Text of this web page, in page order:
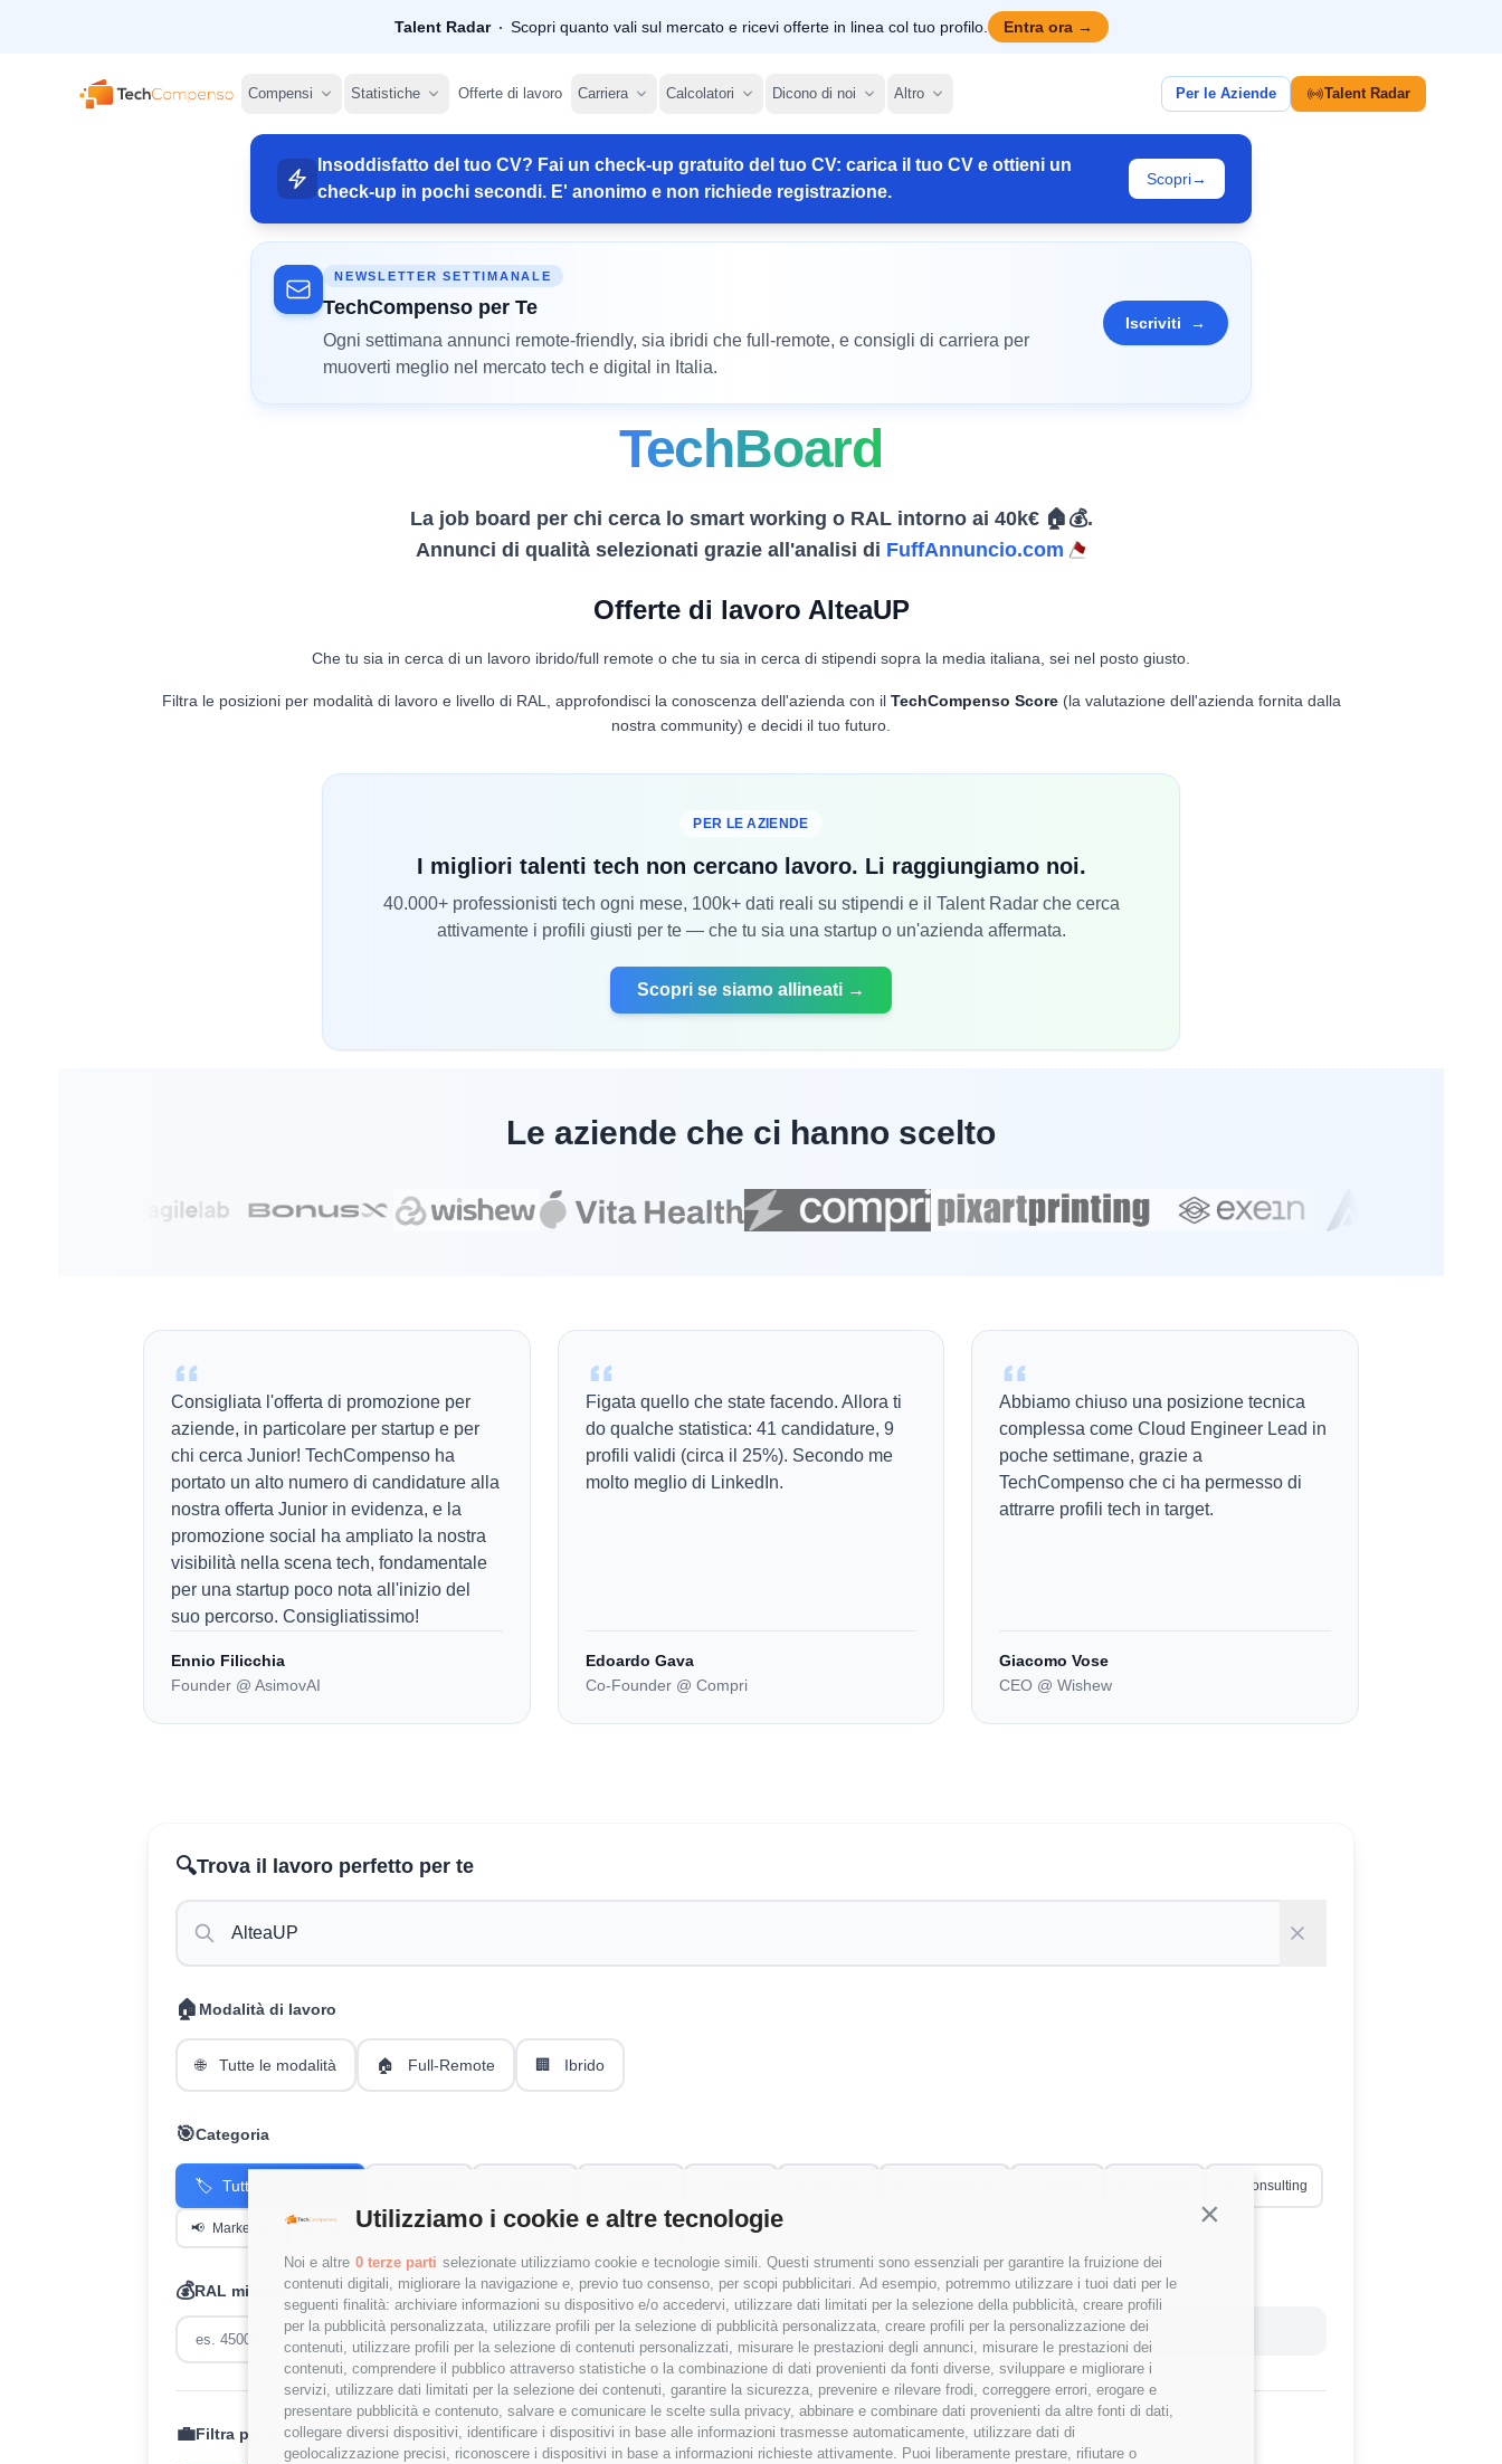
Continua senza accettare
Utilizziamo i cookie e altre tecnologie
Noi e altre 0 terze parti selezionate utilizziamo cookie e tecnologie simili. Questi strumenti sono essenziali per garantire la fruizione dei
contenuti digitali, migliorare la navigazione e, previo tuo consenso, per scopi pubblicitari. Ad esempio, potremmo utilizzare i tuoi dati per le
seguenti finalità: archiviare informazioni su dispositivo e/o accedervi, utilizzare dati limitati per la selezione della pubblicità, creare profili
per la pubblicità personalizzata, utilizzare profili per la selezione di pubblicità personalizzata, creare profili per la personalizzazione dei
contenuti, utilizzare profili per la selezione di contenuti personalizzati, misurare le prestazioni degli annunci, misurare le prestazioni dei
contenuti, comprendere il pubblico attraverso statistiche o la combinazione di dati provenienti da fonti diverse, sviluppare e migliorare i
servizi, utilizzare dati limitati per la selezione dei contenuti, garantire la sicurezza, prevenire e rilevare frodi, correggere errori, erogare e
presentare pubblicità e contenuto, salvare e comunicare le scelte sulla privacy, abbinare e combinare dati provenienti da altre fonti di dati,
collegare diversi dispositivi, identificare i dispositivi in base alle informazioni trasmesse automaticamente, utilizzare dati di
geolocalizzazione precisi, riconoscere i dispositivi in base a informazioni richieste attivamente. Puoi liberamente prestare, rifiutare o
Talent Radar Scopri quanto vali sul mercato e ricevi offerte in linea col tuo profilo. Entra ora →
TechCompenso
Compensi Statistiche Offerte di lavoro Carriera Calcolatori Dicono di noi Altro Per le Aziende Talent Radar
Insoddisfatto del tuo CV? Fai un check-up gratuito del tuo CV: carica il tuo CV e ottieni un
check-up in pochi secondi. E' anonimo e non richiede registrazione.
Scopri→
NEWSLETTER SETTIMANALE
TechCompenso per Te
Ogni settimana annunci remote-friendly, sia ibridi che full-remote, e consigli di carriera per
muoverti meglio nel mercato tech e digital in Italia.
Iscriviti →
TechBoard
La job board per chi cerca lo smart working o RAL intorno ai 40k€ 🏠💰.
Annunci di qualità selezionati grazie all'analisi di FuffAnnuncio.com
Offerte di lavoro AlteaUP
Che tu sia in cerca di un lavoro ibrido/full remote o che tu sia in cerca di stipendi sopra la media italiana, sei nel posto giusto.
Filtra le posizioni per modalità di lavoro e livello di RAL, approfondisci la conoscenza dell'azienda con il TechCompenso Score(la valutazione dell'azienda fornita dalla
nostra community) e decidi il tuo futuro.
PER LE AZIENDE
I migliori talenti tech non cercano lavoro. Li raggiungiamo noi.
40.000+ professionisti tech ogni mese, 100k+ dati reali su stipendi e il Talent Radar che cerca
attivamente i profili giusti per te — che tu sia una startup o un'azienda affermata.
Scopri se siamo allineati →
Le aziende che ci hanno scelto
Consigliata l'offerta di promozione per
aziende, in particolare per startup e per
chi cerca Junior! TechCompenso ha
portato un alto numero di candidature alla
nostra offerta Junior in evidenza, e la
promozione social ha ampliato la nostra
visibilità nella scena tech, fondamentale
per una startup poco nota all'inizio del
suo percorso. Consigliatissimo!
Ennio Filicchia
Founder @ AsimovAI
Figata quello che state facendo. Allora ti
do qualche statistica: 41 candidature, 9
profili validi (circa il 25%). Secondo me
molto meglio di LinkedIn.
Edoardo Gava
Co-Founder @ Compri
Abbiamo chiuso una posizione tecnica
complessa come Cloud Engineer Lead in
poche settimane, grazie a
TechCompenso che ci ha permesso di
attrarre profili tech in target.
Giacomo Vose
CEO @ Wishew
🔍Trova il lavoro perfetto per te
🏠 Modalità di lavoro
🌐 Tutte le modalità 🏠 Full-Remote 🏢 Ibrido
🎯Categoria
🏷️ Tutte le categorie Consulting
📢 Marketing Sales 👥 HR 💰 Finance 👔 Management 🔍 Other
💰RAL minima (€)
Applica Filtri Reset Filtri
💼Filtra per presenza RAL: